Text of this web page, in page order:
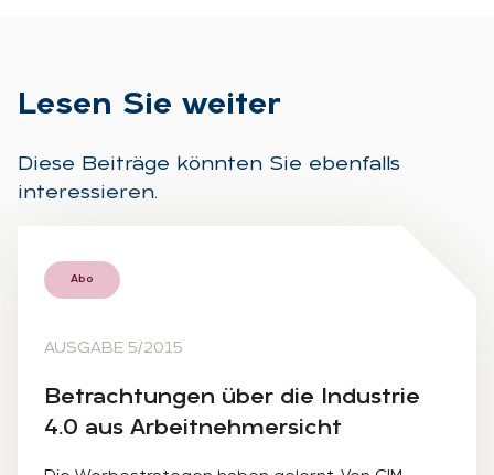
Le­sen Sie wei­ter
Diese Beiträge könnten Sie ebenfalls
interessieren.
Abo
AUSGABE 5/2015
Be­trach­tun­gen über die In­dus­trie
4.0 aus Ar­beit­neh­mer­sicht